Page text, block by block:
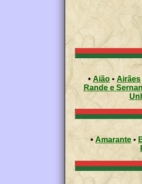
• Aião • Airães
Rande e
• Amarante •